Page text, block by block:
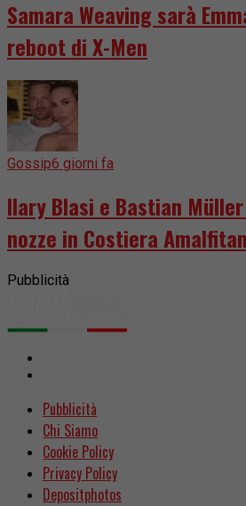
Samara Weaving sarà
reboot di X-Men
Gossip6 giorni fa
Ilary Blasi e Bastian
nozze in Costiera
Pubblicità
Pubblicità
Chi Siamo
Cookie Policy
Privacy Policy
Depositphotos